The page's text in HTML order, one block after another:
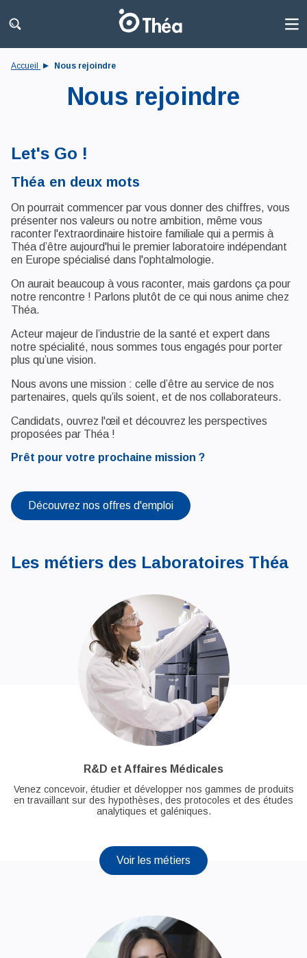
Accueil Nous rejoindre
Nous rejoindre
Let's Go !
Théa en deux mots
On pourrait commencer par vous donner des chiffres, vous
présenter nos valeurs ou notre ambition, même vous
raconter l'extraordinaire histoire familiale qui a permis à
Théa d’être aujourd'hui le premier laboratoire indépendant
en Europe spécialisé dans l'ophtalmologie.
On aurait beaucoup à vous raconter, mais gardons ça pour
notre rencontre ! Parlons plutôt de ce qui nous anime chez
Théa.
Acteur majeur de l’industrie de la santé et expert dans
notre spécialité, nous sommes tous engagés pour porter
plus qu’une vision.
Nous avons une mission : celle d’être au service de nos
partenaires, quels qu’ils soient, et de nos collaborateurs.
Candidats, ouvrez l'œil et découvrez les perspectives
proposées par Théa !
Prêt pour votre prochaine mission ?
Découvrez nos offres d'emploi
Les métiers des Laboratoires Théa
R&D et Affaires Médicales
Venez concevoir, étudier et développer nos gammes de produits
en travaillant sur des hypothèses, des protocoles et des études
analytiques et galéniques.
Voir les métiers